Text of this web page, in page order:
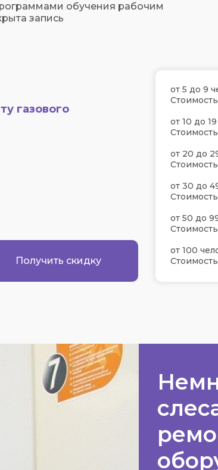
обучения рабочим
запись
газового
от 5 до 9
от 10 до
от 20 до
от 30 до
от 50 до
от 100
Получить скидку